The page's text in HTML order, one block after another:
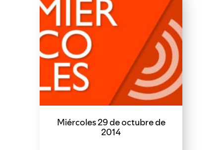
Miércoles 29 de octubre de
2014